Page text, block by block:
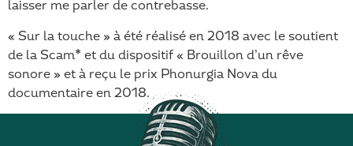
laisser me parler de contrebasse.
« Sur la touche » à été réalisé en 2018 avec le soutient
de la Scam* et du dispositif « Brouillon d’un rêve
sonore » et à reçu le prix Phonurgia Nova du
documentaire en 2018.